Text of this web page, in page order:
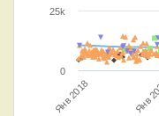
Янв 2018 Янв
0
25k